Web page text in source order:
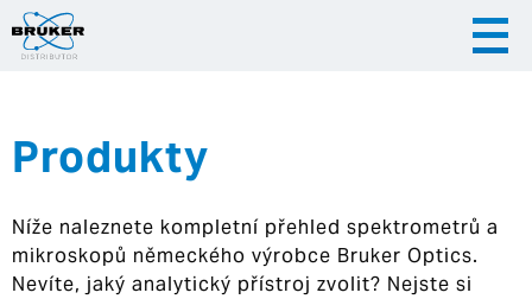
|
Hrvatska
Produkty
Níže naleznete kompletní přehled spektrometrů a
mikroskopů německého výrobce Bruker Optics.
Nevíte, jaký analytický přístroj zvolit? Nejste si